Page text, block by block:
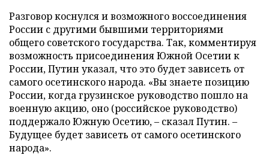
Разговор коснулся и возможного воссоединения
России с другими бывшими территориями
общего советского государства. Так, комментируя
возможность присоединения Южной Осетии к
России, Путин указал, что это будет зависеть от
самого осетинского народа. «Вы знаете позицию
России, когда грузинское руководство пошло на
военную акцию, оно (российское руководство)
поддержало Южную Осетию, – сказал Путин. –
Будущее будет зависеть от самого осетинского
народа».